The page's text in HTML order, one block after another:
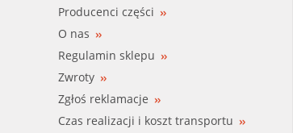
Producenci części
O nas
Regulamin sklepu
Zwroty
Zgłoś reklamacje
Czas realizacji i koszt transportu